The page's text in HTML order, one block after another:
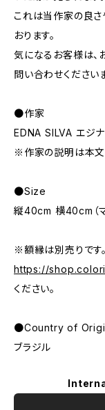
これは当作家の良さ
おります。
気になるお客様は、
問い合わせください
●作家
EDNA SILVA エジナ
※作家の説明は本文
●Size
縦40cm 横40cm（マ
※額縁は別売りです。
https://
ください。
●Country of
ブラジル